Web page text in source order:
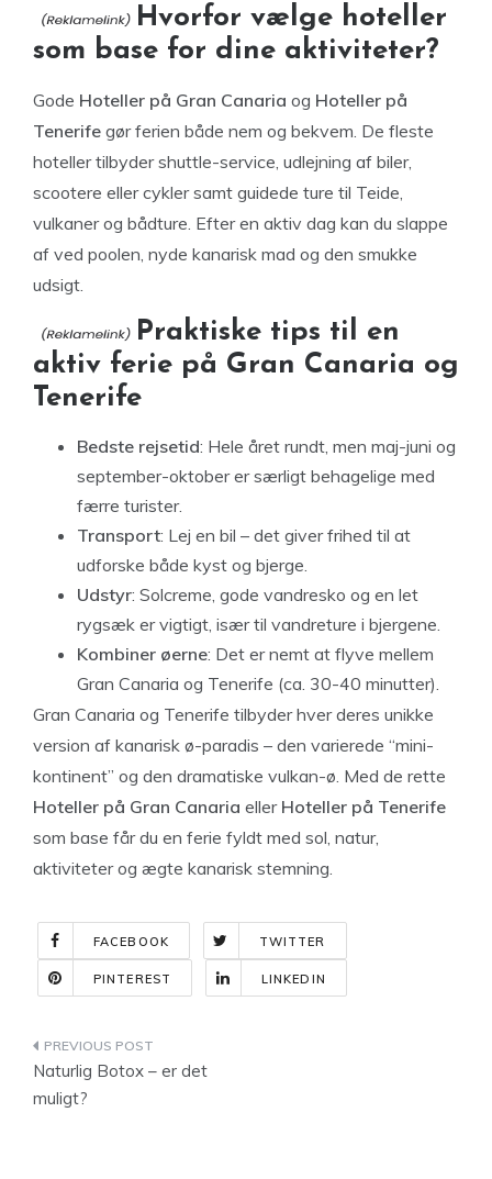
Hvorfor vælge hoteller
som base for dine aktiviteter?
Gode Hoteller på Gran Canaria og Hoteller på
Tenerife gør ferien både nem og bekvem. De fleste
hoteller tilbyder shuttle-service, udlejning af biler,
scootere eller cykler samt guidede ture til Teide,
vulkaner og bådture. Efter en aktiv dag kan du slappe
af ved poolen, nyde kanarisk mad og den smukke
udsigt.
Praktiske tips til en
aktiv ferie på Gran Canaria og
Tenerife
Bedste rejsetid: Hele året rundt, men maj-juni og
september-oktober er særligt behagelige med
færre turister.
Transport: Lej en bil – det giver frihed til at
udforske både kyst og bjerge.
Udstyr: Solcreme, gode vandresko og en let
rygsæk er vigtigt, især til vandreture i bjergene.
Kombiner øerne: Det er nemt at flyve mellem
Gran Canaria og Tenerife (ca. 30-40 minutter).
Gran Canaria og Tenerife tilbyder hver deres unikke
version af kanarisk ø-paradis – den varierede “mini-
kontinent” og den dramatiske vulkan-ø. Med de rette
Hoteller på Gran Canaria eller Hoteller på Tenerife
som base får du en ferie fyldt med sol, natur,
aktiviteter og ægte kanarisk stemning.
FACEBOOK TWITTER
PINTEREST LINKEDIN
Indlægsnavigation
Naturlig Botox – er det
muligt?